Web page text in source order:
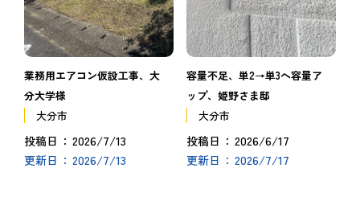
業務用エアコン仮設工事、大
分大学様
大分市
投稿日 2026/7/13
更新日 2026/7/13
容量不足、単2→単3へ容量ア
ップ、姫野さま邸
大分市
投稿日 2026/6/17
更新日 2026/7/17